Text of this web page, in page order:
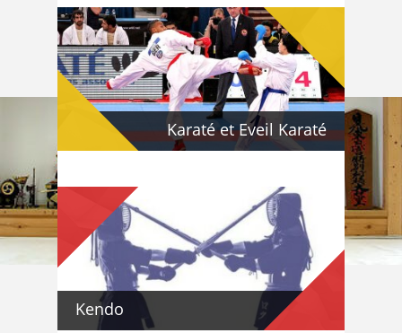
Karaté et Eveil Karaté
Kendo